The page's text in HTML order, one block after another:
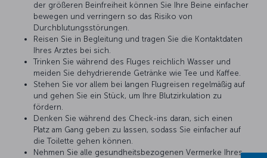
der größeren Beinfreiheit können Sie Ihre Beine einfacher
bewegen und verringern so das Risiko von
Durchblutungsstörungen.
Reisen Sie in Begleitung und tragen Sie die Kontaktdaten
Ihres Arztes bei sich.
Trinken Sie während des Fluges reichlich Wasser und
meiden Sie dehydrierende Getränke wie Tee und Kaffee.
Stehen Sie vor allem bei langen Flugreisen regelmäßig auf
und gehen Sie ein Stück, um Ihre Blutzirkulation zu
fördern.
Denken Sie während des Check-ins daran, sich einen
Platz am Gang geben zu lassen, sodass Sie einfacher auf
die Toilette gehen können.
Nehmen Sie alle gesundheitsbezogenen Vermerke Ihres